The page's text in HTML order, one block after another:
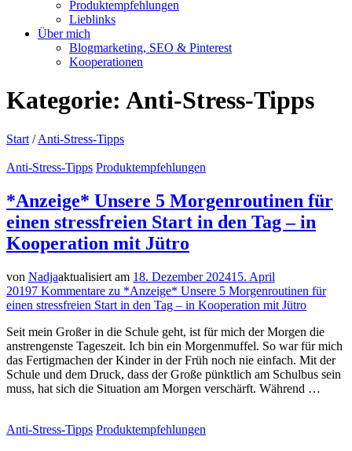
Produktempfehlungen
Lieblinks
Über mich
Blogmarketing, SEO & Pinterest
Kooperationen
Kategorie: Anti-Stress-Tipps
Start / Anti-Stress-Tipps
Anti-Stress-Tipps Produktempfehlungen
*Anzeige* Unsere 5 Morgenroutinen für
einen stressfreien Start in den Tag – in
Kooperation mit Jütro
von Nadjaaktualisiert am 18. Dezember 202415. April
20197 Kommentare zu *Anzeige* Unsere 5 Morgenroutinen für
einen stressfreien Start in den Tag – in Kooperation mit Jütro
Seit mein Großer in die Schule geht, ist für mich der Morgen die
anstrengenste Tageszeit. Ich bin ein Morgenmuffel. So war für mich
das Fertigmachen der Kinder in der Früh noch nie einfach. Mit der
Schule und dem Druck, dass der Große pünktlich am Schulbus sein
muss, hat sich die Situation am Morgen verschärft. Während …
Anti-Stress-Tipps Produktempfehlungen